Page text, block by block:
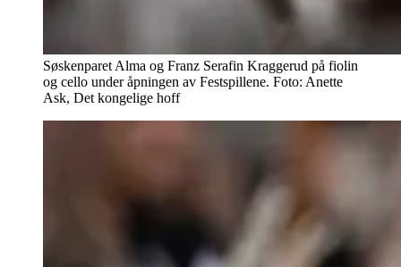
Søskenparet Alma og Franz Serafin Kraggerud på fiolin
og cello under åpningen av Festspillene. Foto: Anette
Ask, Det kongelige hoff